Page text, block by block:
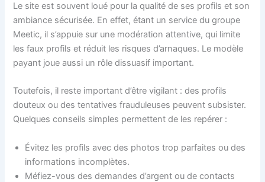
Le site est souvent loué pour la qualité de ses profils et son
ambiance sécurisée. En effet, étant un service du groupe
Meetic, il s’appuie sur une modération attentive, qui limite
les faux profils et réduit les risques d’arnaques. Le modèle
payant joue aussi un rôle dissuasif important.
Toutefois, il reste important d’être vigilant : des profils
douteux ou des tentatives frauduleuses peuvent subsister.
Quelques conseils simples permettent de les repérer :
Évitez les profils avec des photos trop parfaites ou des
informations incomplètes.
Méfiez-vous des demandes d’argent ou de contacts